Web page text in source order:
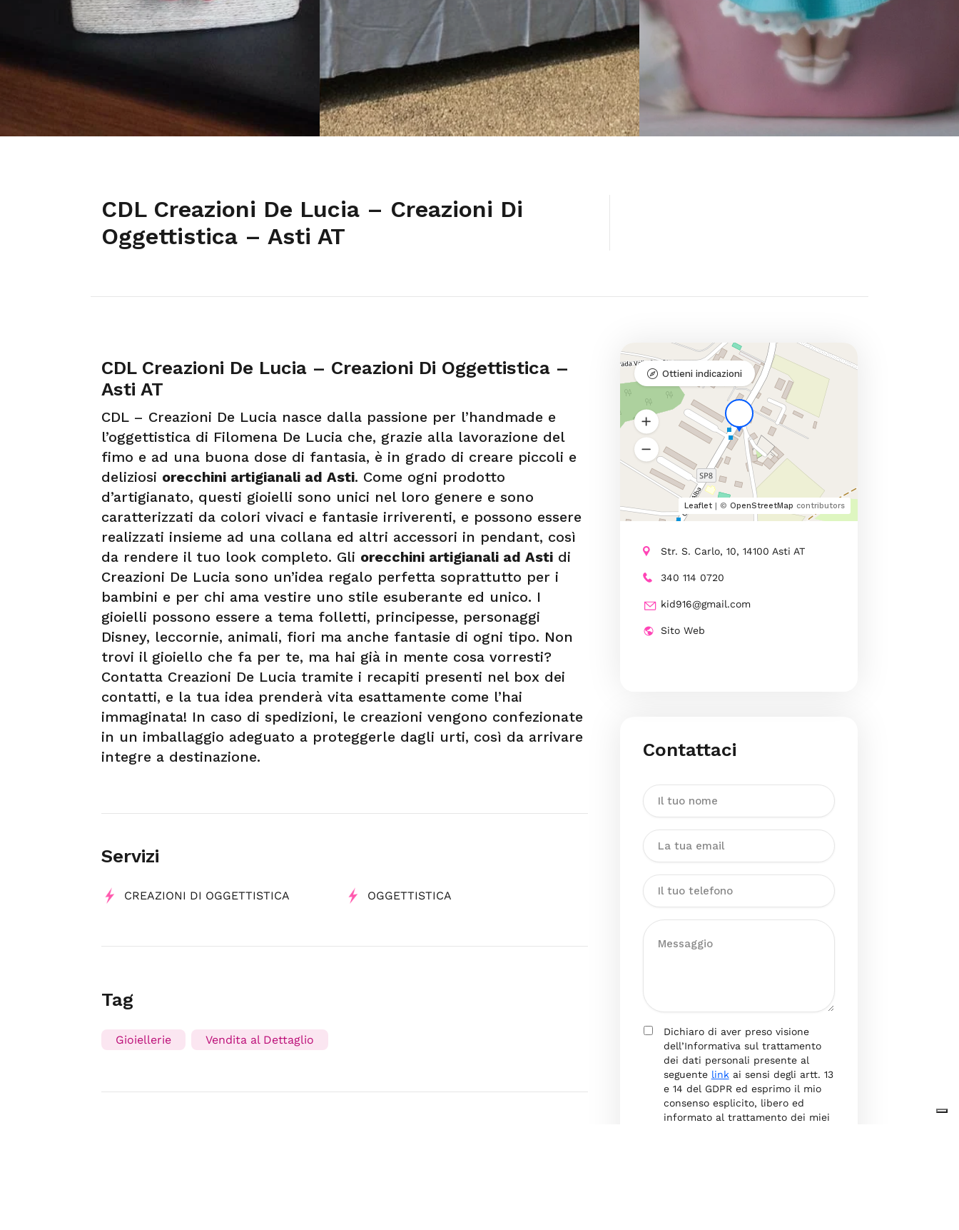
CDL Creazioni De Lucia – Creazioni Di
Oggettistica – Asti AT
CDL Creazioni De Lucia – Creazioni Di Oggettistica –
Asti AT
CDL – Creazioni De Lucia nasce dalla passione per l’handmade e
l’oggettistica di Filomena De Lucia che, grazie alla lavorazione del
fimo e ad una buona dose di fantasia, è in grado di creare piccoli e
deliziosi orecchini artigianali ad Asti. Come ogni prodotto
d’artigianato, questi gioielli sono unici nel loro genere e sono
caratterizzati da colori vivaci e fantasie irriverenti, e possono essere
realizzati insieme ad una collana ed altri accessori in pendant, così
da rendere il tuo look completo. Gli orecchini artigianali ad Asti di
Creazioni De Lucia sono un’idea regalo perfetta soprattutto per i
bambini e per chi ama vestire uno stile esuberante ed unico. I
gioielli possono essere a tema folletti, principesse, personaggi
Disney, leccornie, animali, fiori ma anche fantasie di ogni tipo. Non
trovi il gioiello che fa per te, ma hai già in mente cosa vorresti?
Contatta Creazioni De Lucia tramite i recapiti presenti nel box dei
contatti, e la tua idea prenderà vita esattamente come l’hai
immaginata! In caso di spedizioni, le creazioni vengono confezionate
in un imballaggio adeguato a proteggerle dagli urti, così da arrivare
integre a destinazione.
Servizi
CREAZIONI DI OGGETTISTICA OGGETTISTICA
Tag
Gioiellerie Vendita al Dettaglio
Leaflet| © OpenStreetMap contributors
Ottieni indicazioni
Str. S. Carlo, 10, 14100 Asti AT
340 114 0720
kid916@gmail.com
Sito Web
Contattaci
Dichiaro di aver preso visione
dell’Informativa sul trattamento
dei dati personali presente al
seguente linkai sensi degli artt. 13
e 14 del GDPR ed esprimo il mio
consenso esplicito, libero ed
informato al trattamento dei miei